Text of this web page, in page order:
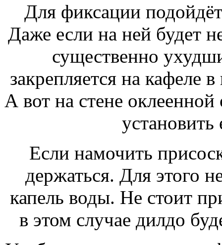
Для фиксации
Даже если на ней будет
существенно
закрепляется на кафеле
А вот на стене
установить
Если намочить
держаться. Для этого
капель воды. Не стоит
в этом случае дилдо